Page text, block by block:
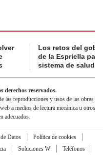
Los retos del
de la Espriella
sistema de salud
derechos reservados.
las reproducciones y usos de las obras
a medios de lectura mecánica u otros
adecuados.
Datos
Política de cookies
Soluciones W
Teléfonos